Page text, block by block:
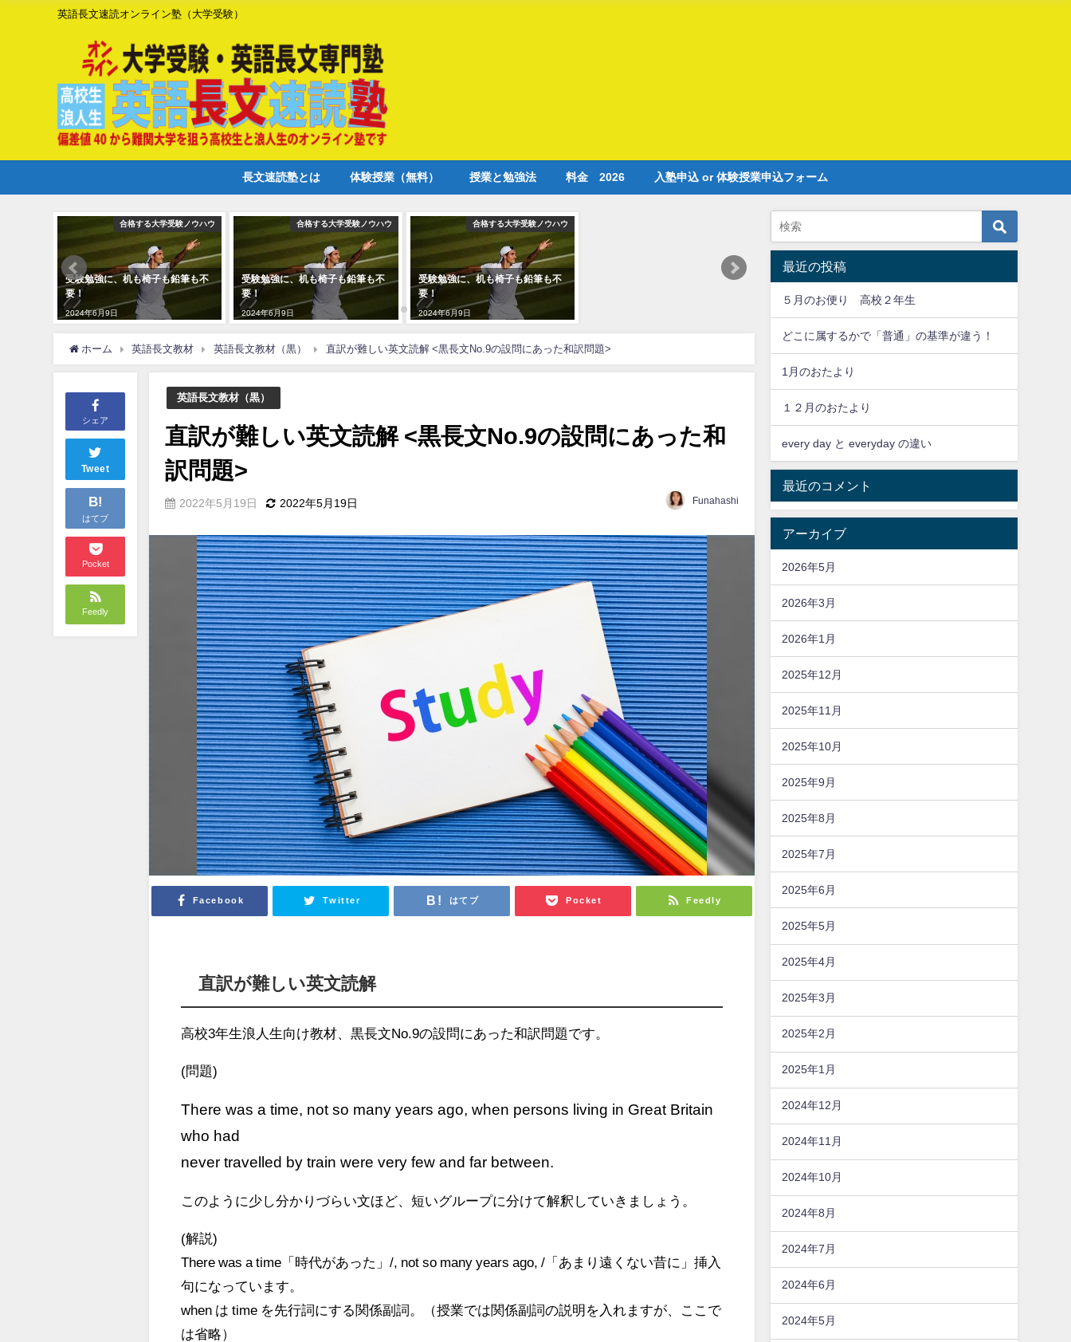
英語長文速読オンライン塾（大学受験）
長文速読塾とは 体験授業（無料） 授業と勉強法 料金 2026 入塾申込 or 体験授業申込フォーム
合格する大学受験ノウハウ
受験勉強に、机も椅子も鉛筆も不
要！
2024年6月9日
合格する大学受験ノウハウ
受験勉強に、机も椅子も鉛筆も不
要！
2024年6月9日
合格する大学受験ノウハウ
受験勉強に、机も椅子も鉛筆も不
要！
2024年6月9日
ホーム 英語長文教材 英語長文教材（黒） 直訳が難しい英文読解 <黒長文No.9の設問にあった和訳問題>
シェア
Tweet
B!
はてブ
Pocket
Feedly
英語長文教材（黒）
直訳が難しい英文読解 <黒長文No.9の設問にあった和
訳問題>
2022年5月19日 2022年5月19日 Funahashi
Facebook Twitter はてブ Pocket Feedly
直訳が難しい英文読解
高校3年生浪人生向け教材、黒長文No.9の設問にあった和訳問題です。
(問題)
There was a time, not so many years ago, when persons living in Great Britain
who had
never travelled by train were very few and far between.
このように少し分かりづらい文ほど、短いグループに分けて解釈していきましょう。
(解説)
There was a time「時代があった」/, not so many years ago, /「あまり遠くない昔に」挿入
句になっています。
when は time を先行詞にする関係副詞。（授業では関係副詞の説明を入れますが、ここで
は省略）
最近の投稿
５月のお便り 高校２年生
どこに属するかで「普通」の基準が違う！
1月のおたより
１２月のおたより
every day と everyday の違い
最近のコメント
アーカイブ
2026年5月
2026年3月
2026年1月
2025年12月
2025年11月
2025年10月
2025年9月
2025年8月
2025年7月
2025年6月
2025年5月
2025年4月
2025年3月
2025年2月
2025年1月
2024年12月
2024年11月
2024年10月
2024年8月
2024年7月
2024年6月
2024年5月